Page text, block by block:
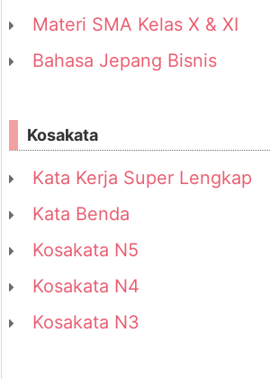
Materi SMA Kelas X & XI
Bahasa Jepang Bisnis
Kosakata
Kata Kerja Super Lengkap
Kata Benda
Kosakata N5
Kosakata N4
Kosakata N3